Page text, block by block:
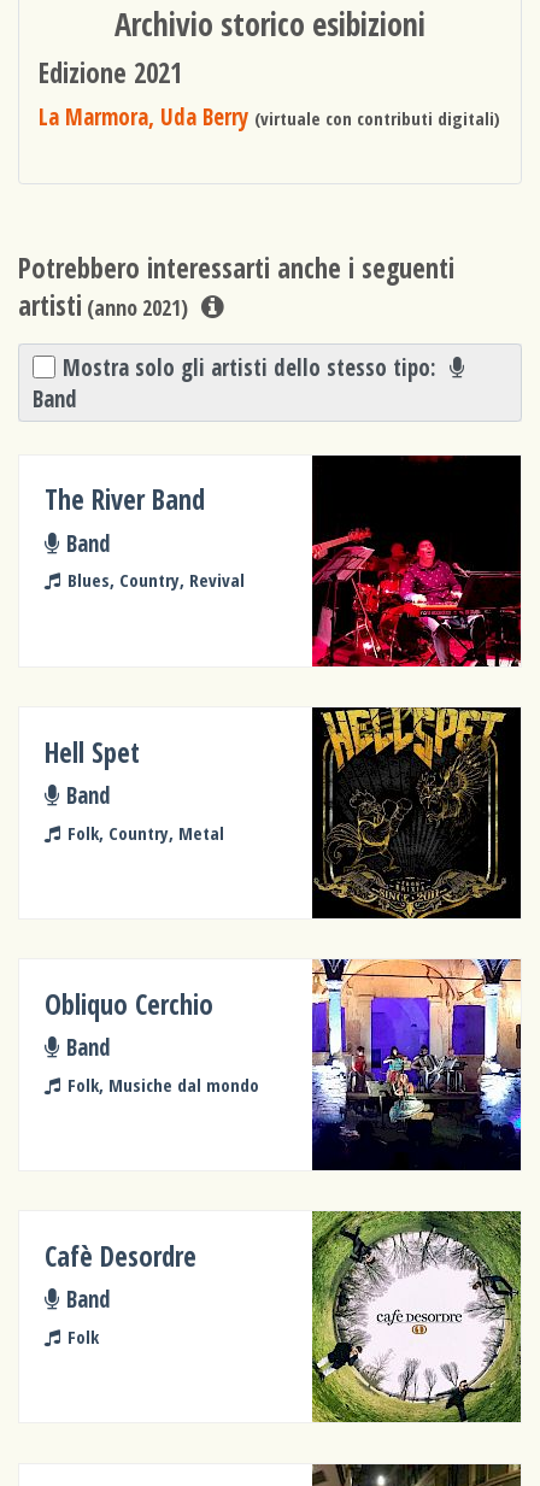
Archivio storico esibizioni
Edizione 2021
La Marmora, Uda Berry (virtuale con contributi digitali)
Potrebbero interessarti anche i seguenti
artisti (anno 2021)
Mostra solo gli artisti dello stesso tipo:
Band
The River Band
Band
Blues, Country, Revival
Hell Spet
Band
Folk, Country, Metal
Obliquo Cerchio
Band
Folk, Musiche dal mondo
Cafè Desordre
Band
Folk